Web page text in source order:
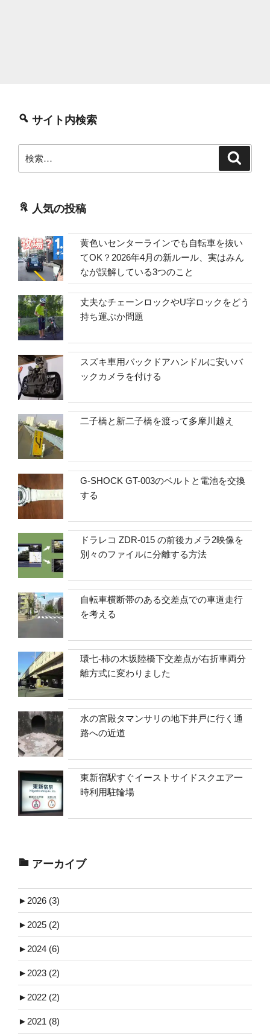
サイト内検索
索:
人気の投稿
黄色いセンターラインでも自転車を抜い
てOK？2026年4月の新ルール、実はみん
なが誤解している3つのこと
丈夫なチェーンロックやU字ロックをどう
持ち運ぶか問題
スズキ車用バックドアハンドルに安いバ
ックカメラを付ける
二子橋と新二子橋を渡って多摩川越え
G-SHOCK GT-003のベルトと電池を交換
する
ドラレコ ZDR-015 の前後カメラ2映像を
別々のファイルに分離する方法
自転車横断帯のある交差点での車道走行
を考える
環七-柿の木坂陸橋下交差点が右折車両分
離方式に変わりました
水の宮殿タマンサリの地下井戸に行く通
路への近道
東新宿駅すぐイーストサイドスクエア一
時利用駐輪場
アーカイブ
► 2026 (3)
► 2025 (2)
► 2024 (6)
► 2023 (2)
► 2022 (2)
► 2021 (8)